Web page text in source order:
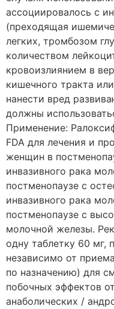
ассоциировалось с
(преходящая
легких, тромбозом
количеством
кровоизлиянием в
кишечного тракта
нанести вред
должны
Применение:
FDA для лечения и
женщин в
инвазивного рака
постменопаузе с
инвазивного рака
постменопаузе с
молочной железы.
одну таблетку 60 мг,
независимо от
по назначению) для
побочных эффектов
анаболических /